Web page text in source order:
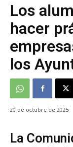
Los
hacer
los
20 de octubre de 2025
La